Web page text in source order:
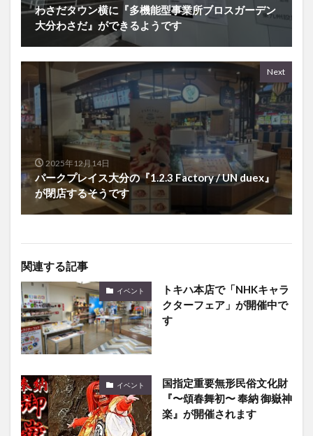
わさだタウン横に『多機能型事業所ブロスガーデン
大分わさだ』ができるようです
Next
2025年12月14日
パークプレイス大分の『1.2.3 Factory / UN duex』
が閉店するそうです
関連する記事
イベント
トキハ本店で「NHKキャラ
クターフェア」が開催中で
す
イベント
国指定重要無形民俗文化財
『〜頌春舞初〜 奉納 御嶽神
楽』が開催されます